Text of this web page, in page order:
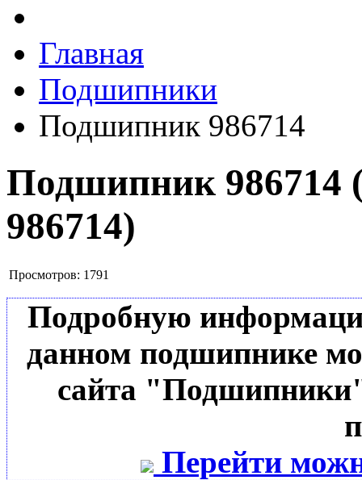
Ивантеевка, подшипники, пневматика, метизы, техника,
Главная
Подшипники
Подшипник 986714
Подшипник 986714
986714)
Просмотров: 1791
Подробную
данном подшипнике
сайта
Перейти